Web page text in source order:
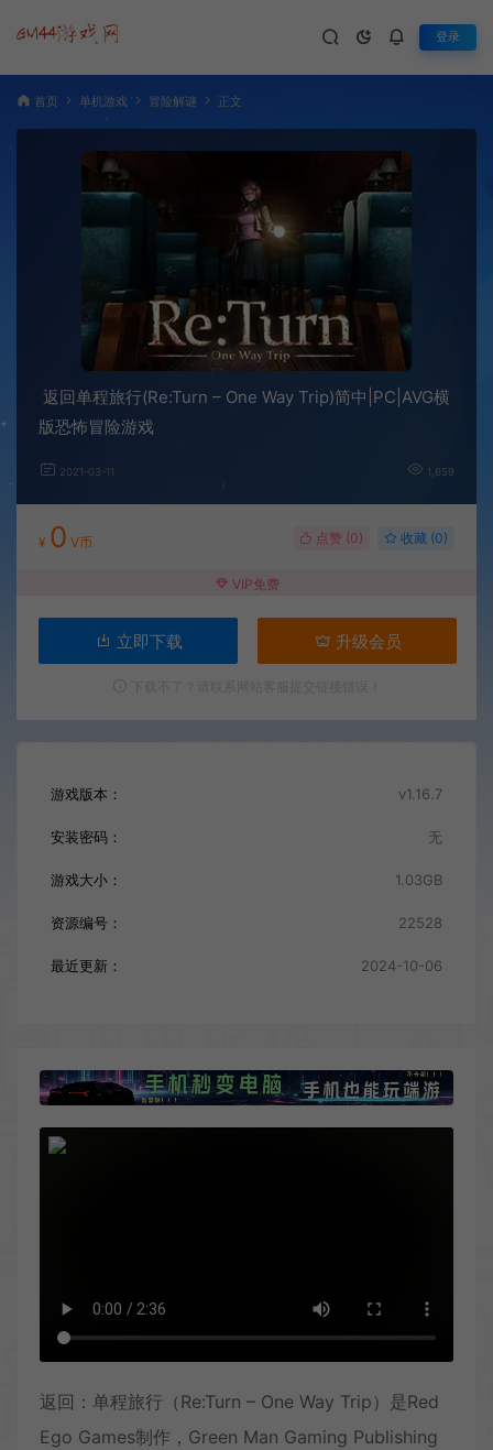
登录
首页 单机游戏 冒险解谜 正文
返回单程旅行(Re:Turn – One Way Trip)简中|PC|AVG横
版恐怖冒险游戏
2021-03-11 1,659
¥ 0 V币 点赞 (0) 收藏 (0)
VIP免费
立即下载 升级会员
游戏版本： v1.16.7
安装密码： 无
游戏大小： 1.03GB
资源编号： 22528
最近更新： 2024-10-06
返回：单程旅行（Re:Turn – One Way Trip）是Red
Ego Games制作，Green Man Gaming Publishing